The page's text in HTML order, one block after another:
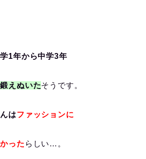
1年から中学3年
えぬいたそうです。
はファッションに
った らしい…。